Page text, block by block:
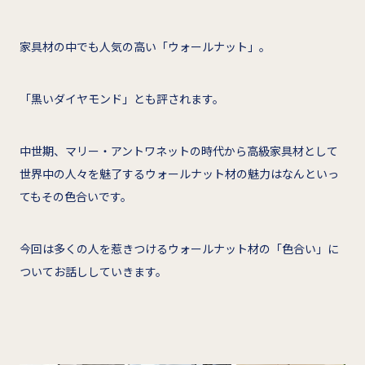
家具材の中でも人気の高い「ウォールナット」。
「黒いダイヤモンド」とも評されます。
中世期、マリー・アントワネットの時代から高級家具材として
世界中の人々を魅了するウォールナット材の魅力はなんといっ
てもその色合いです。
今回は多くの人を惹きつけるウォールナット材の「色合い」に
ついてお話ししていきます。